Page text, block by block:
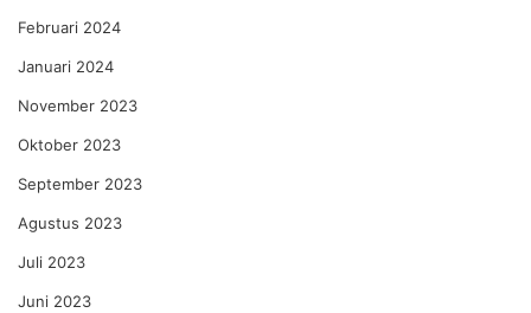
Februari 2024
Januari 2024
November 2023
Oktober 2023
September 2023
Agustus 2023
Juli 2023
Juni 2023